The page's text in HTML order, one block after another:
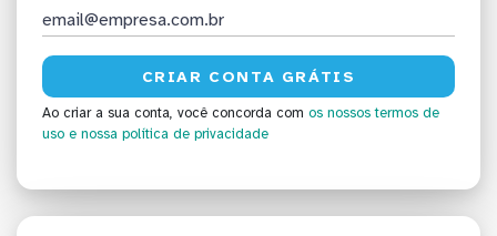
Ao criar a sua conta, você concorda com os nossos termos de
uso e nossa política de privacidade